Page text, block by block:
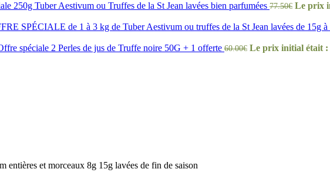
250g Tuber Aestivum ou Truffes de la St Jean lavées bien parfumées 77.50€ Le prix
SPÉCIALE de 1 à 3 kg de Tuber Aestivum ou truffes de la St Jean lavées de 15g à
spéciale 2 Perles de jus de Truffe noire 50G + 1 offerte 60.00€ Le prix initial était :
entières et morceaux 8g 15g lavées de fin de saison